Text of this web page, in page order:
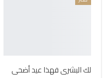
لك البشرى فهذا عيد أضحى